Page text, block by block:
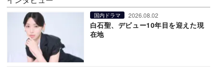
国内ドラマ 2026.08.02
白石聖、デビュー10年目を迎えた現
在地